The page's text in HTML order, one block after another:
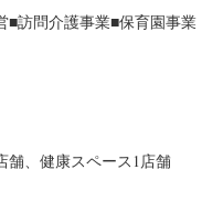
■訪問介護事業■保育園事業
舗、健康スペース1店舗